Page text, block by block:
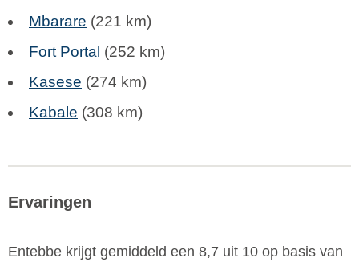
Mbarare (221 km)
Fort Portal (252 km)
Kasese (274 km)
Kabale (308 km)
Ervaringen
Entebbe krijgt gemiddeld een 8,7 uit 10 op basis van